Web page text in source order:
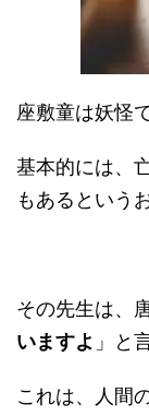
座敷童は妖怪
基本的には、
もあるという
その先生は、
いますよ 」と
これは、人間